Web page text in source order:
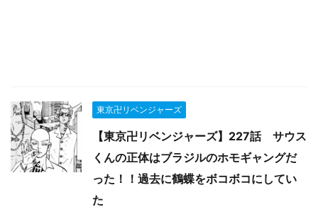
東京卍リベンジャーズ
【東京卍リベンジャーズ】227話 サウス
くんの正体はブラジルのホモギャングだ
った！！過去に鶴蝶をボコボコにしてい
た